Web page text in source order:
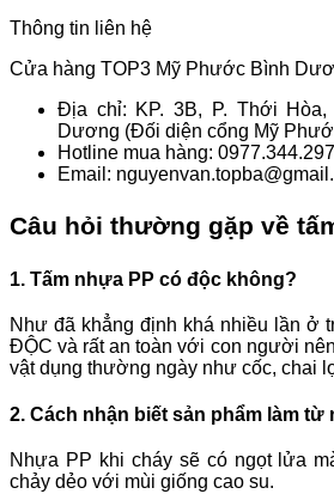
Thông tin liên hệ
Cửa hàng TOP3 Mỹ Phước Bình
Địa chỉ: KP. 3B, P. Thới Hòa,
Dương (Đối diện cổng Mỹ
Hotline mua hàng:
Email:
Câu hỏi thường gặp về
1. Tấm nhựa PP có độc không?
Như đã khẳng định khá nhiều lần ở
ĐỘC và rất an toàn với con người
vật dụng thường ngày như cốc, chai
2. Cách nhận biết sản phẩm làm từ
Nhựa PP khi cháy sẽ có ngọt lửa
chảy dẻo với mùi giống cao su.